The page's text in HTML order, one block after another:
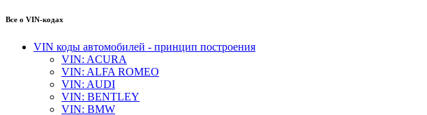
Все о VIN-кодах
VIN коды автомобилей - принцип построения
VIN: ACURA
VIN: ALFA ROMEO
VIN: AUDI
VIN: BENTLEY
VIN: BMW